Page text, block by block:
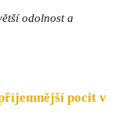
odolnost a
pocit v